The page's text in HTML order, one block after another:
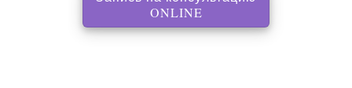
ONLINE, перенаправляет на